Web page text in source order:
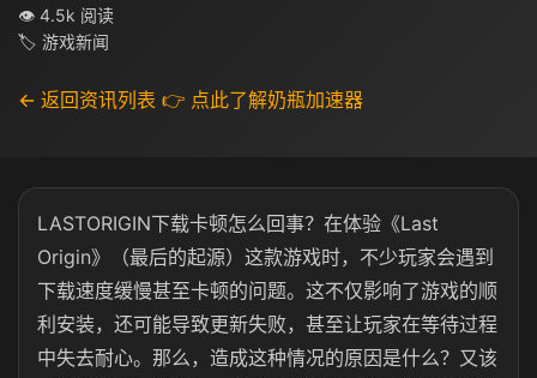
👁 4.5k 阅读
🏷 游戏新闻
← 返回资讯列表 👉 点此了解奶瓶加速器
LASTORIGIN下载卡顿怎么回事？在体验《Last
Origin》（最后的起源）这款游戏时，不少玩家会遇到
下载速度缓慢甚至卡顿的问题。这不仅影响了游戏的顺
利安装，还可能导致更新失败，甚至让玩家在等待过程
中失去耐心。那么，造成这种情况的原因是什么？又该